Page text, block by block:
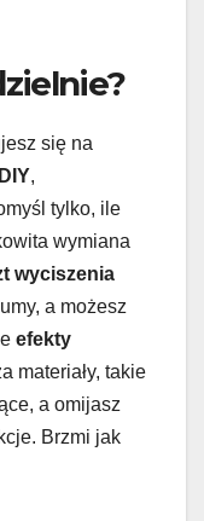
się na
,
tylko, ile
wymiana
wyciszenia
a możesz
efekty
materiały, takie
a omijasz
Brzmi jak